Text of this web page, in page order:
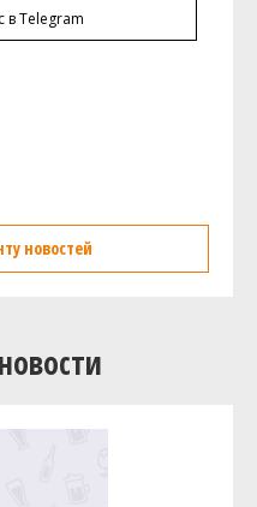
в Telegram
новостей